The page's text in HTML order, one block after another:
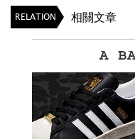
RELATION 相關文章